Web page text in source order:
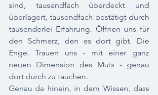
sind, tausendfach überdeckt und
überlagert, tausendfach bestätigt durch
tausenderlei Erfahrung. Öffnen uns für
den Schmerz, den es dort gibt. Die
Enge. Trauen uns - mit einer ganz
neuen Dimension des Muts - genau
dort durch zu tauchen.
Genau da hinein, in dem Wissen, dass